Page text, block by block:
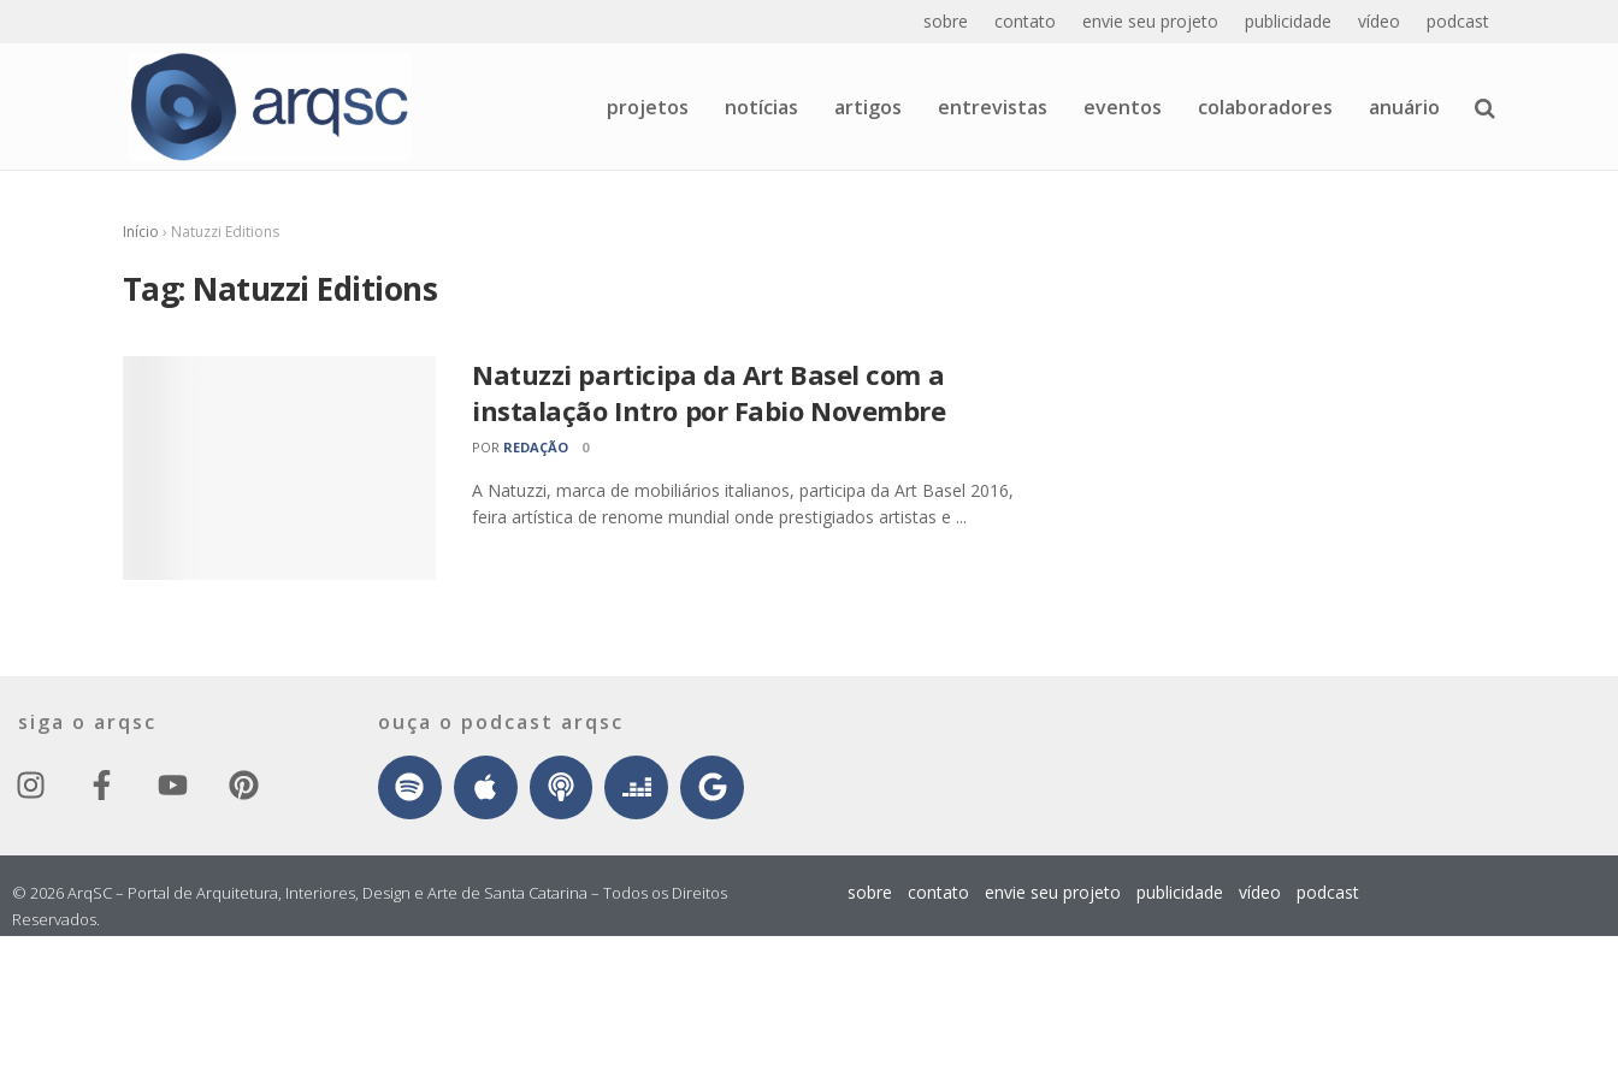
sobre contato envie seu projeto publicidade vídeo podcast
projetos notícias artigos entrevistas eventos colaboradores anuário
Início › Natuzzi Editions
Tag: Natuzzi Editions
Natuzzi participa da Art Basel com a
instalação Intro por Fabio Novembre
POR REDAÇÃO 0
A Natuzzi, marca de mobiliários italianos, participa da Art Basel 2016,
feira artística de renome mundial onde prestigiados artistas e ...
siga o arqsc ouça o podcast arqsc
© 2026 ArqSC – Portal de Arquitetura, Interiores, Design e Arte de Santa Catarina – Todos os Direitos
Reservados.
sobre contato envie seu projeto publicidade vídeo podcast